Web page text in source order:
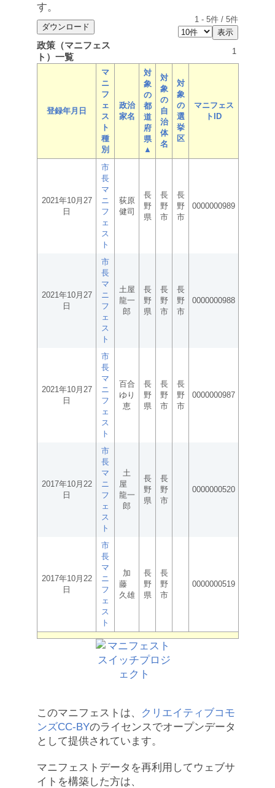
す。
1 - 5件 / 5件
政策（マニフェス
ト）一覧
1
登録年月日
マ
ニ
フ
ェ
ス
ト
種
別
政治
家名
対
象
の
都
道
府
県
▲
対
象
の
自
治
体
名
対
象
の
選
挙
区
マニフェス
トID
2021年10月27
日
市
長
マ
ニ
フ
ェ
ス
ト
荻原
健司
長
野
県
長
野
市
長
野
市
0000000989
2021年10月27
日
市
長
マ
ニ
フ
ェ
ス
ト
土屋
龍一
郎
長
野
県
長
野
市
長
野
市
0000000988
2021年10月27
日
市
長
マ
ニ
フ
ェ
ス
ト
百合
ゆり
恵
長
野
県
長
野
市
長
野
市
0000000987
2017年10月22
日
市
長
マ
ニ
フ
ェ
ス
ト
土
屋
龍一
郎
長
野
県
長
野
市
0000000520
2017年10月22
日
市
長
マ
ニ
フ
ェ
ス
ト
加
藤
久雄
長
野
県
長
野
市
0000000519
このマニフェストは、
クリエイティブコモ
ンズCC-BYのライセンスでオープンデータ
として提供されています。
マニフェストデータを再利用してウェブサ
イトを構築した方は、